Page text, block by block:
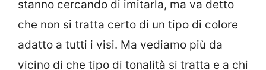
stanno cercando di imitarla, ma va detto
che non si tratta certo di un tipo di colore
adatto a tutti i visi. Ma vediamo più da
vicino di che tipo di tonalità si tratta e a chi